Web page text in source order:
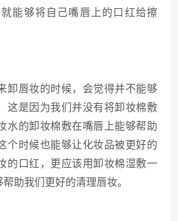
能够将自己嘴唇上的口红给擦
卸唇妆的时候，会觉得并不能够
这是因为我们并没有将卸妆棉敷
水的卸妆棉敷在嘴唇上能够帮助
个时候也能够让化妆品被更好的
的口红，更应该用卸妆棉湿敷一
助我们更好的清理唇妆。